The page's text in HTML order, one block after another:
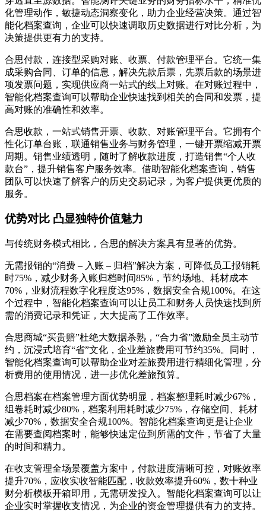
化管理动作，敏捷动态洞察变化，助力企业经营决策。通过智
能化档案查询，企业可以快速调取历史数据进行对比分析，为
决策提供更有力的支持。
合思付款，连接型采购对账、收票、付款管理平台。它统一集
成采购合同、订单的信息，解决先款后票，先票后款的场景进
项发票问题，实现供应商一站式的线上对账。在对账过程中，
智能化档案查询可以帮助企业快速找到相关的合同和发票，提
高对账的准确性和效率。
合思收款，一站式销售开票、收款、对账管理平台。它拥有个
性化订单台账，联通销售业务与财务管理，一键开票缩减开票
周期。销售业绩透明，随时了解收款进度，打造销售“个人收
款台”，提升销售客户服务效率。借助智能化档案查询，销售
团队可以快速了解客户的历史交易记录，为客户提供更优质的
服务。
优势对比 凸显独特价值魅力
与传统财务模式相比，合思的解决方案具有显著的优势。
无需报销的“消费 – 入账 – 归档”解决方案，可降低员工报销耗
时75%，减少财务入账归档时间85%，节约场地、耗材成本
70%，业财流程数字化程度达95%，数据安全合规100%。在这
个过程中，智能化档案查询可以让员工和财务人员快速找到所
需的消费记录和凭证，大大提高了工作效率。
合思商城“买贵赔”杜绝大数据杀熟，“合力省”激励全员主动节
约，沉浸式培育“省”文化，企业差旅费用可节约35%。同时，
智能化档案查询可以帮助企业对差旅费用进行精细化管理，分
析费用的使用情况，进一步优化差旅预算。
合思档案在档案管理方面优势明显，档案整理耗时减少67%，
组卷耗时减少80%，档案利用耗时减少75%，存储空间、耗材
减少70%，数据安全合规100%。智能化档案查询更是让企业
在需要查阅档案时，能够快速定位到所需的文件，节省了大量
的时间和精力。
在收支管理全场景覆盖方案中，付款进度清晰可控，对账效率
提升70%，应收实收智能匹配，收款效率提升60%，数十种业
财分析模板开箱即用，无需研发投入。智能化档案查询可以让
企业实时掌握收支情况，为企业的资金管理提供有力的支持。